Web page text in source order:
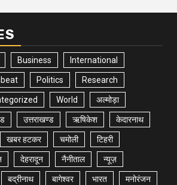
Business International
Politics Research
World अल्मोड़ा
उत्तराखण्ड ऋषिकेश केदारनाथ
खबर हटकर चमोली टिहरी
देहरादून नैनीताल न्यूज़
बद्रीनाथ बागेश्वर भारत मनोरंजन